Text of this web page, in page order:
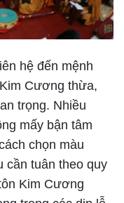
hệ đến mệnh
Cương thừa,
trọng. Nhiều
mấy bận tâm
chọn màu
tuân theo quy
Kim Cương